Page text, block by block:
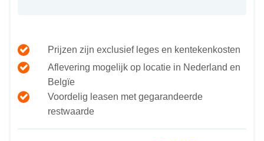
Prijzen zijn exclusief leges en kentekenkosten
Aflevering mogelijk op locatie in Nederland en
Belgïe
Voordelig leasen met gegarandeerde
restwaarde